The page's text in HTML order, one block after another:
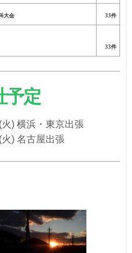
大会 33件
33件
予定
) 横浜・東京出張
) 名古屋出張